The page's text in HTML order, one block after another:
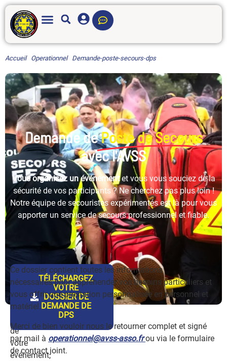
Accueil Operationnel Demande-poste-secours-dps
Demande dePoste de Secours
avec l'AVSS
Vous organisez un événementet vous vous souciez de la
sécurité de vos participants ? Ne cherchez pas plus loin !
Notre équipe de secouristes expérimentés est là pour vous
apporter un service de secours professionnel et fiable.
Afin
d’assurer
une
protection
de
votre
événement,
TÉLÉCHARGEZ
VOTRE
DOSSIER DE
DEMANDE DE
DPS
Ce dossier contient toutes les informations
nécessairespour appréhender vos besoins particuliers et
vous offrir une prestation personnalisée en personnel et
matériel.
Merci de bien vouloir nous le retourner complet et signé
par mail à operationnel@avss-asso.frou via le formulaire
de contact joint.